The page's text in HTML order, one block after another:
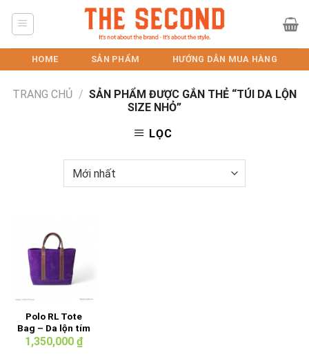
HOME SẢN PHẨM HƯỚNG DẪN MUA HÀNG
TRANG CHỦ / SẢN PHẨM ĐƯỢC GẮN THẺ “TÚI DA LỘN
SIZE NHỎ”
LỌC
Polo RL Tote
Bag – Da lộn tím
lạ.
1,350,000 ₫